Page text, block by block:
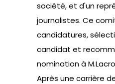
société, et d'un
journalistes. Ce
candidatures,
candidat et
nomination à
Après une carrière